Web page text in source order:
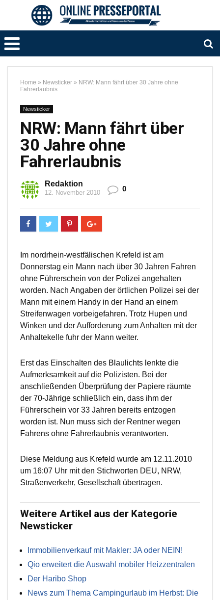
Home » Newsticker » NRW: Mann fährt über 30 Jahre ohne
Fahrerlaubnis
Newsticker
NRW: Mann fährt über
30 Jahre ohne
Fahrerlaubnis
Redaktion
12. November 2010 0
Im nordrhein-westfälischen Krefeld ist am
Donnerstag ein Mann nach über 30 Jahren Fahren
ohne Führerschein von der Polizei angehalten
worden. Nach Angaben der örtlichen Polizei sei der
Mann mit einem Handy in der Hand an einem
Streifenwagen vorbeigefahren. Trotz Hupen und
Winken und der Aufforderung zum Anhalten mit der
Anhaltekelle fuhr der Mann weiter.
Erst das Einschalten des Blaulichts lenkte die
Aufmerksamkeit auf die Polizisten. Bei der
anschließenden Überprüfung der Papiere räumte
der 70-Jährige schließlich ein, dass ihm der
Führerschein vor 33 Jahren bereits entzogen
worden ist. Nun muss sich der Rentner wegen
Fahrens ohne Fahrerlaubnis verantworten.
Diese Meldung aus Krefeld wurde am 12.11.2010
um 16:07 Uhr mit den Stichworten DEU, NRW,
Straßenverkehr, Gesellschaft übertragen.
Weitere Artikel aus der Kategorie
Newsticker
Immobilienverkauf mit Makler: JA oder NEIN!
Qio erweitert die Auswahl mobiler Heizzentralen
Der Haribo Shop
News zum Thema Campingurlaub im Herbst: Die